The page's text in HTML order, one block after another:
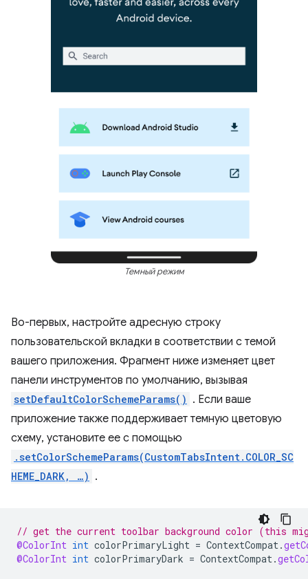
Темный режим
Во-первых, настройте адресную строку
пользовательской вкладки в соответствии с темой
вашего приложения. Фрагмент ниже изменяет цвет
панели инструментов по умолчанию, вызывая
setDefaultColorSchemeParams() . Если ваше
приложение также поддерживает темную цветовую
схему, установите ее с помощью
.setColorSchemeParams(CustomTabsIntent.COLOR_SC
HEME_DARK, …) .
// get the current toolbar background color (this
@ColorInt int colorPrimaryLight = ContextCompat.
@ColorInt int colorPrimaryDark = ContextCompat.